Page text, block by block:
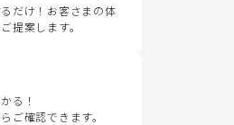
だけ！お客さまの体
提案します。
る！
ご確認できます。